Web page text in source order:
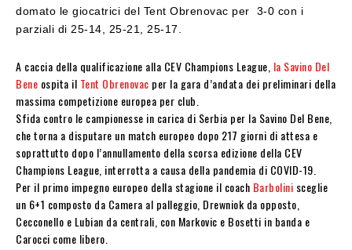
domato le giocatrici del Tent Obrenovac per 3-0 con i
parziali di 25-14, 25-21, 25-17.
A caccia della qualificazione alla CEV Champions League, la Savino Del
Bene ospita il Tent Obrenovac per la gara d’andata dei preliminari della
massima competizione europea per club.
Sfida contro le campionesse in carica di Serbia per la Savino Del Bene,
che torna a disputare un match europeo dopo 217 giorni di attesa e
soprattutto dopo l’annullamento della scorsa edizione della CEV
Champions League, interrotta a causa della pandemia di COVID-19.
Per il primo impegno europeo della stagione il coach Barbolini sceglie
un 6+1 composto da Camera al palleggio, Drewniok da opposto,
Cecconello e Lubian da centrali, con Markovic e Bosetti in banda e
Carocci come libero.